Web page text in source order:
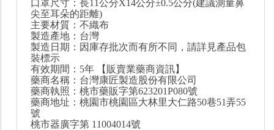
口罩尺寸：長11公分X14公分±0.5公分(建議測量鼻
尖至耳朵的距離)
主要材質：不織布
製造產地：台灣
製造日期：因庫存批次而有所不同，請詳見產品包
裝標示
有效期間：5年 【販賣業藥商資訊】
藥商名稱：台灣康匠製造股份有限公司
藥商執照：桃市藥販字第623201P080號
藥商地址：桃園市桃園區大林里大仁路50巷51弄55
號
桃市器廣字第 11004014號